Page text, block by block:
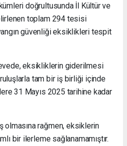
doğrultusunda İl Kültür ve
toplam 294 tesisi
güvenliği eksiklikleri tespit
eksikliklerin giderilmesi
tam bir iş birliği içinde
31 Mayıs 2025 tarihine kadar
olmasına rağmen, eksiklerin
bir ilerleme sağlanamamıştır.